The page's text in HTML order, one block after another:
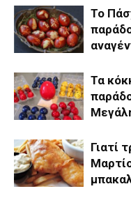
Το
Τα
Γιατί